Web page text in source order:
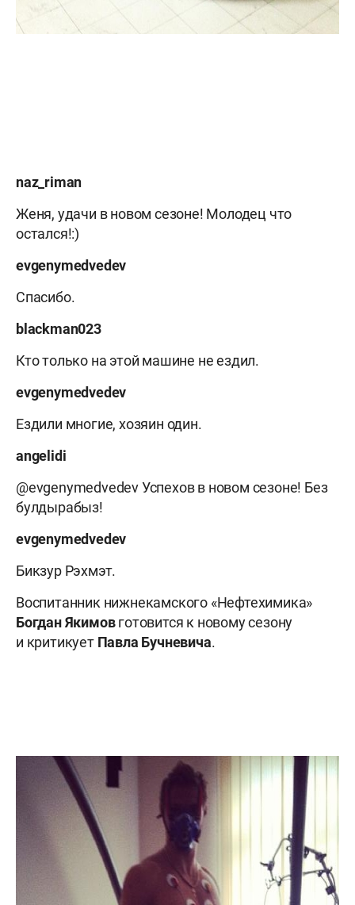
naz_riman
Женя, удачи в новом сезоне! Молодец что
остался!:)
evgenymedvedev
Спасибо.
blackman023
Кто только на этой машине не ездил.
evgenymedvedev
Ездили многие, хозяин один.
angelidi
@evgenymedvedev Успехов в новом сезоне! Без
булдырабыз!
evgenymedvedev
Бикзур Рэхмэт.
Воспитанник нижнекамского «Нефтехимика»
Богдан Якимовготовится к новому сезону
и критикует Павла Бучневича.